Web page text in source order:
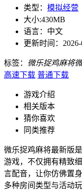
类型： 模拟经营
大小:430MB
语言： 中文
更新时间：
标签： 微乐捉鸡麻将
高速下载 普通下载
游戏介绍
相关版本
猜你喜欢
同类推荐
微乐捉鸡麻将最新版
游戏，不仅拥有精致
言配音，让你仿佛置
多种房间类型与活动